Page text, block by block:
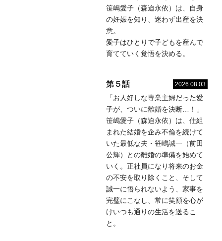
笹嶋愛子（森迫永依）は、自身
の妊娠を知り、迷わず出産を決
意。
愛子はひとりで子どもを産んで
育てていく覚悟を決める。
第５話 2026.08.03
「お人好しな専業主婦だった愛
子が、ついに離婚を決断…！」
笹嶋愛子（森迫永依）は、仕組
まれた結婚を企み不倫を続けて
いた最低な夫・笹嶋誠一（前田
公輝）との離婚の準備を始めて
いく。正社員になり将来のお金
の不安を取り除くこと、そして
誠一に悟られないよう、家事を
完璧にこなし、常に笑顔を心が
けいつも通りの生活を送るこ
と。